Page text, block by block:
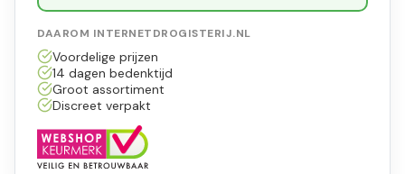
DAAROM INTERNETDROGISTERIJ.NL
Voordelige prijzen
14 dagen bedenktijd
Groot assortiment
Discreet verpakt